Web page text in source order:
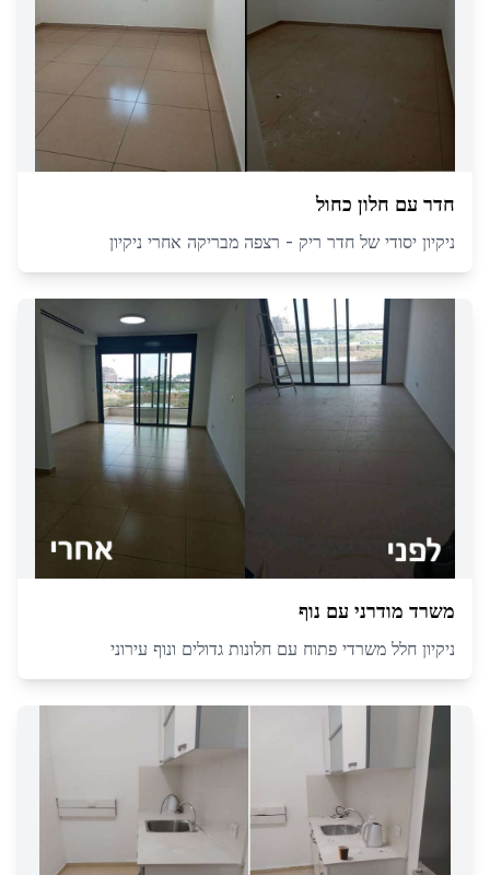
חדר עם חלון כחול
ניקיון יסודי של חדר ריק - רצפה מבריקה אחרי ניקיון
משרד מודרני עם נוף
ניקיון חלל משרדי פתוח עם חלונות גדולים ונוף עירוני